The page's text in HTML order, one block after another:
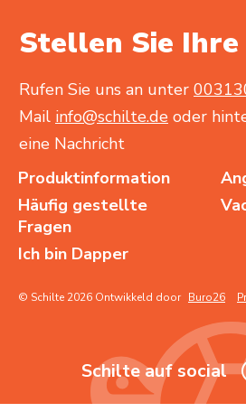
Stellen Sie Ihre
Rufen Sie uns an unter
Mail info@schilte.de oder
eine Nachricht
Produktinformation
Häufig gestellte
Fragen
Ich bin Dapper
© Schilte 2026 Ontwikkeld door Buro26
Schilte auf social